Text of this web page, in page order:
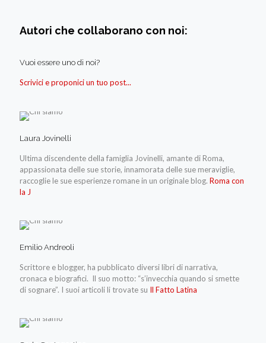
Autori che collaborano con noi:
Vuoi essere uno di noi?
Scrivici e proponici un tuo post...
Laura Jovinelli
Ultima discendente della famiglia Jovinelli, amante di Roma,
appassionata delle sue storie, innamorata delle sue meraviglie,
raccoglie le sue esperienze romane in un originale blog. Roma con
la J
Emilio Andreoli
Scrittore e blogger, ha pubblicato diversi libri di narrativa,
cronaca e biografici. Il suo motto: “s’invecchia quando si smette
di sognare”. I suoi articoli li trovate su Il Fatto Latina